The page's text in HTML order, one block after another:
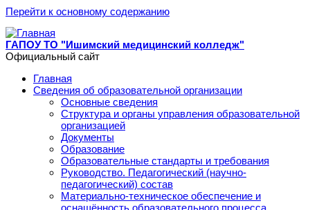
Перейти к основному содержанию
ГАПОУ ТО "Ишимский медицинский колледж"
Официальный сайт
Главная
Сведения об образовательной организации
Основные сведения
Структура и органы управления образовательной
организацией
Документы
Образование
Образовательные стандарты и требования
Руководство. Педагогический (научно-
педагогический) состав
Материально-техническое обеспечение и
оснащённость образовательного процесса